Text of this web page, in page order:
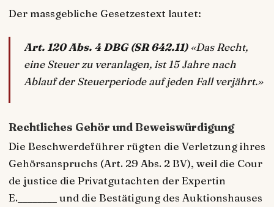
Der massgebliche Gesetzestext lautet:
Art. 120 Abs. 4 DBG (SR 642.11)«Das Recht,
eine Steuer zu veranlagen, ist 15 Jahre nach
Ablauf der Steuerperiode auf jeden Fall verjährt.»
Rechtliches Gehör und Beweiswürdigung
Die Beschwerdeführer rügten die Verletzung ihres
Gehörsanspruchs (Art. 29 Abs. 2 BV), weil die Cour
de justice die Privatgutachten der Expertin
E.________ und die Bestätigung des Auktionshauses